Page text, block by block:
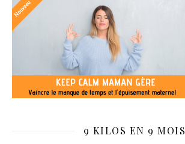
9 KILOS EN 9 MOIS